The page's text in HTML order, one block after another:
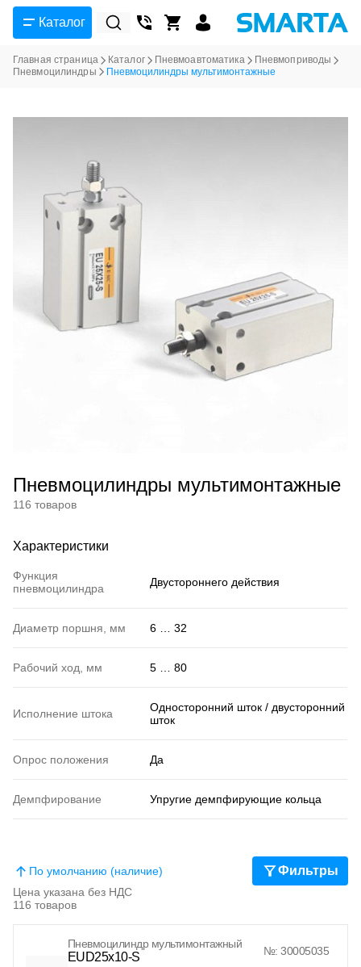
Каталог
Главная страница Каталог Пневмоавтоматика
Пневмоприводы
Пневмоцилиндры
Пневмоцилиндры мультимонтажные
Пневмоцилиндры мультимонтажные
116 товаров
Характеристики
Функция
пневмоцилиндра
Двустороннего действия
Диаметр поршня, мм 6 … 32
Рабочий ход, мм 5 … 80
Исполнение штока
Односторонний шток / двусторонний
шток
Опрос положения Да
Демпфирование Упругие демпфирующие кольца
116 товаров
Цена указана без НДС
По умолчанию (наличие) Фильтры
Пневмоцилиндр мультимонтажный
EUD25x10-S
№: 30005035